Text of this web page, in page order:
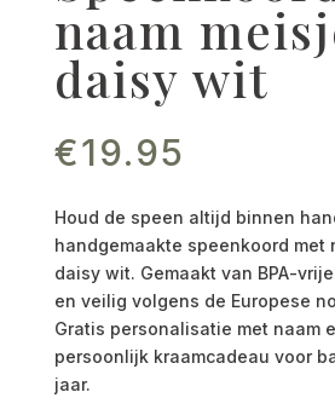
naam
daisy wit
€19.95
Houd de speen altijd binnen
handgemaakte speenkoord met
daisy wit. Gemaakt van BPA-
en veilig volgens de Europese
Gratis personalisatie met naam
persoonlijk kraamcadeau voor
jaar.